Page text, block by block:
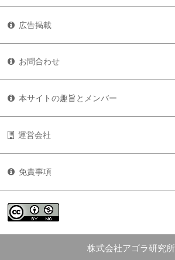
広告掲載
お問合わせ
本サイトの趣旨とメンバー
運営会社
免責事項
株式会社アゴラ研究所